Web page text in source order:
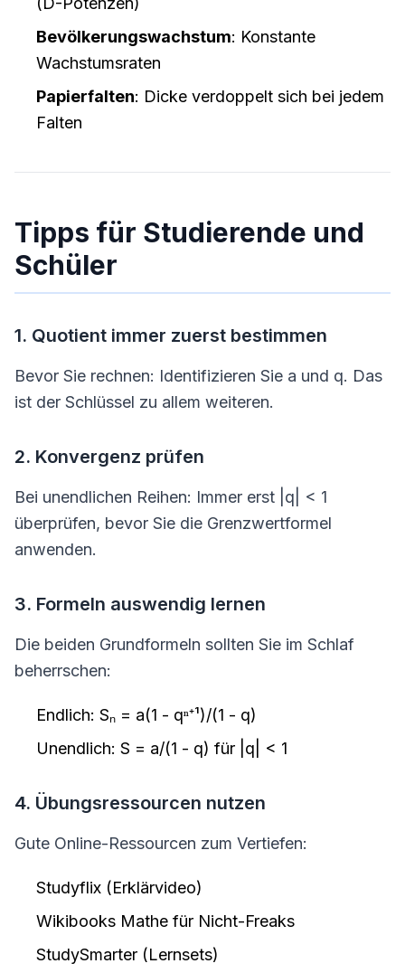
Bevölkerungswachstum: Konstante
Wachstumsraten
Papierfalten: Dicke verdoppelt sich bei jedem
Falten
Tipps für Studierende und
Schüler
1. Quotient immer zuerst bestimmen
Bevor Sie rechnen: Identifizieren Sie a und q. Das
ist der Schlüssel zu allem weiteren.
2. Konvergenz prüfen
Bei unendlichen Reihen: Immer erst |q| < 1
überprüfen, bevor Sie die Grenzwertformel
anwenden.
3. Formeln auswendig lernen
Die beiden Grundformeln sollten Sie im Schlaf
beherrschen:
Endlich: Sₙ = a(1 - qⁿ⁺¹)/(1 - q)
Unendlich: S = a/(1 - q) für |q| < 1
4. Übungsressourcen nutzen
Gute Online-Ressourcen zum Vertiefen:
Studyflix (Erklärvideo)
Wikibooks Mathe für Nicht-Freaks
StudySmarter (Lernsets)